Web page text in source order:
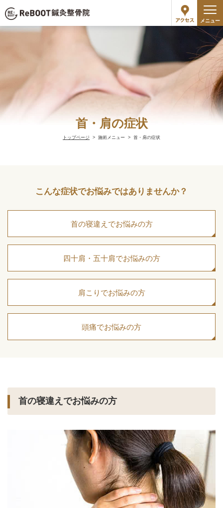
首・肩の症状
トップページ 施術メニュー 首・肩の症状
こんな症状でお悩みではありませんか？
首の寝違えでお悩みの方
四十肩・五十肩でお悩みの方
肩こりでお悩みの方
頭痛でお悩みの方
首の寝違えでお悩みの方
メニュー